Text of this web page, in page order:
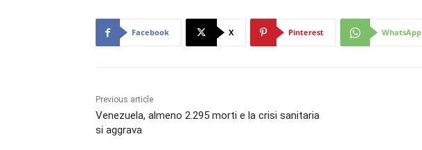
Facebook X Pinterest WhatsApp
Previous article
Venezuela, almeno 2.295 morti e la crisi sanitaria
si aggrava